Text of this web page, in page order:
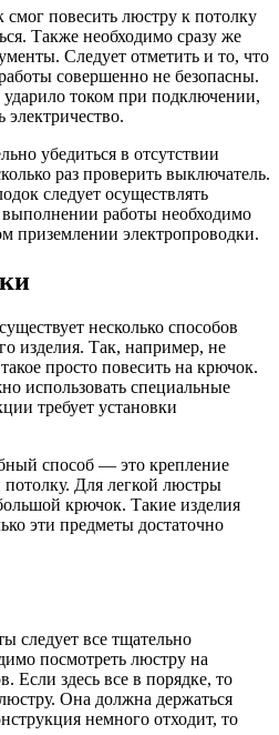
смог повесить люстру к потолку
Также необходимо сразу же
Следует отметить и то, что
совершенно не безопасны.
ударило током при подключении,
электричество.
убедиться в отсутствии
раз проверить выключатель.
следует осуществлять
работы необходимо
приземлении электропроводки.
несколько способов
изделия. Так, например, не
просто повесить на крючок.
использовать специальные
требует установки
способ — это крепление
Для легкой люстры
крючок. Такие изделия
эти предметы достаточно
следует все тщательно
посмотреть люстру на
Если здесь все в порядке, то
Она должна держаться
немного отходит, то